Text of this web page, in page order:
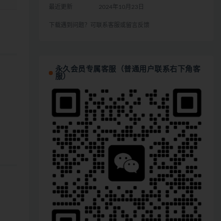
最近更新 2024年10月23日
下载遇到问题？可联系客服或留言反馈
永久会员专属客服（普通用户联系右下角客
服）